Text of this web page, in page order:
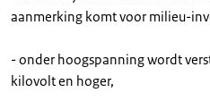
aanmerking komt voor milieu-
- onder hoogspanning wordt
kilovolt en hoger,